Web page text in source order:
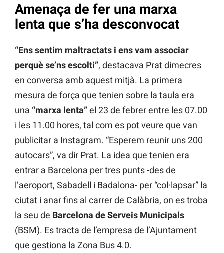
Amenaça de fer una marxa
lenta que s’ha desconvocat
“Ens sentim maltractats i ens vam associar
perquè se’ns escolti”, destacava Prat dimecres
en conversa amb aquest mitjà. La primera
mesura de força que tenien sobre la taula era
una “marxa lenta”el 23 de febrer entre les 07.00
i les 11.00 hores, tal com es pot veure que van
publicitar a Instagram. “Esperem reunir uns 200
autocars”, va dir Prat. La idea que tenien era
entrar a Barcelona per tres punts -des de
l’aeroport, Sabadell i Badalona- per “col·lapsar” la
ciutat i anar fins al carrer de Calàbria, on es troba
la seu de Barcelona de Serveis Municipals
(BSM). Es tracta de l’empresa de l’Ajuntament
que gestiona la Zona Bus 4.0.